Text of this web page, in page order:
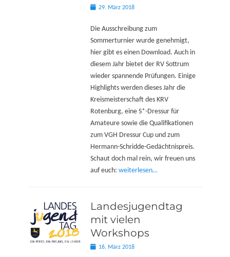
Posted29. März 2018
Die Ausschreibung zum
Sommerturnier wurde genehmigt,
hier gibt es einen Download. Auch in
diesem Jahr bietet der RV Sottrum
wieder spannende Prüfungen. Einige
Highlights werden dieses Jahr die
Kreismeisterschaft des KRV
Rotenburg, eine S*-Dressur für
Amateure sowie die Qualifikationen
zum VGH Dressur Cup und zum
Hermann-Schridde-Gedächtnispreis.
Schaut doch mal rein, wir freuen uns
auf euch:weiterlesen…
Landesjugendtag
mit vielen
Workshops
Posted16. März 2018